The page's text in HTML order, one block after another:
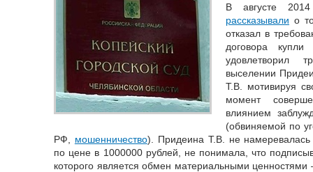
В августе
рассказывали о
отказал в
договора
удовлетворил
выселении
Т.В. мотивируя
момент
влиянием
(обвиняемой по
РФ, мошенничество). Придеина Т.В. не намеревалась
по цене в 1000000 рублей, не понимала, что
которого является обмен материальными ценностями